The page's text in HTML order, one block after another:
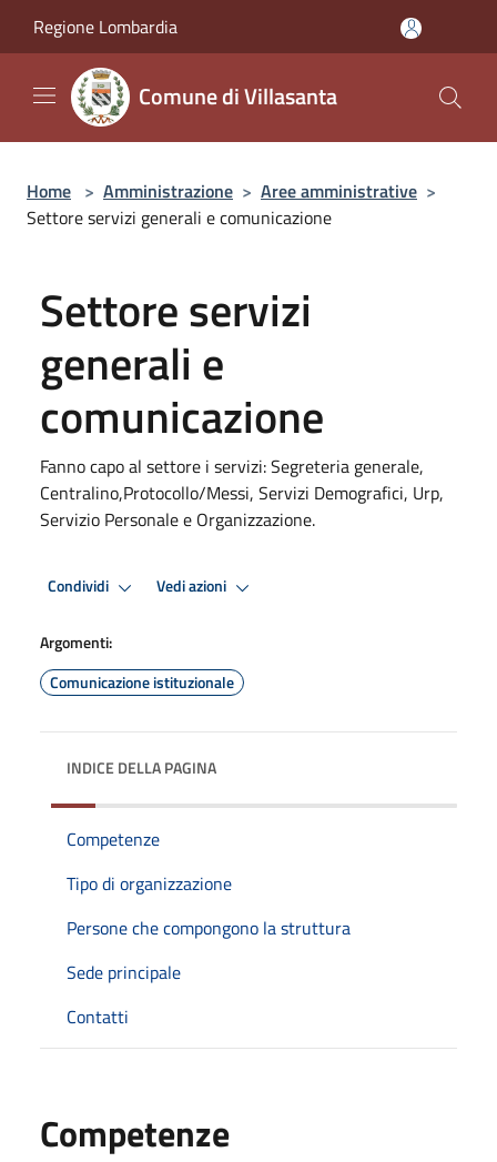
Regione Lombardia
Comune di Villasanta
Home > Amministrazione > Aree amministrative >
Settore servizi generali e comunicazione
Settore servizi
generali e
comunicazione
Fanno capo al settore i servizi: Segreteria generale,
Centralino,Protocollo/Messi, Servizi Demografici, Urp,
Servizio Personale e Organizzazione.
Condividi Vedi azioni
Argomenti:
Comunicazione istituzionale
INDICE DELLA PAGINA
Competenze
Tipo di organizzazione
Persone che compongono la struttura
Sede principale
Contatti
Competenze